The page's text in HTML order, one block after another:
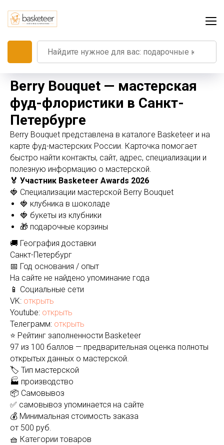
Berry Bouquet — мастерская
фуд-флористики в Санкт-
Петербурге
Berry Bouquet представлена в каталоге Basketeer и на
карте фуд-мастерских России. Карточка помогает
быстро найти контакты, сайт, адрес, специализации и
полезную информацию о мастерской.
🏅 Участник Basketeer Awards 2026
🍓 Специализации мастерской Berry Bouquet
🍓 клубника в шоколаде
🍓 букеты из клубники
🎁 подарочные корзины
🚚 География доставки
Санкт-Петербург
📅 Год основания / опыт
На сайте не найдено упоминание года
📱 Социальные сети
VK: открыть
Youtube: открыть
Телеграмм: открыть
⭐ Рейтинг заполненности Basketeer
97 из 100 баллов — предварительная оценка полноты
открытых данных о мастерской.
🏷️ Тип мастерской
🏭 производство
📦 Самовывоз
✅ самовывоз упоминается на сайте
💰 Минимальная стоимость заказа
от 500 руб.
🧺 Категории товаров